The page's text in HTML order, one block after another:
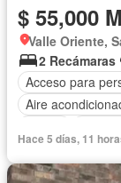
$ 55,000
Valle Oriente,
2 Recámaras
Acceso para
Aire
Caseta de
Cocina equipada
Hace 5 días, 11